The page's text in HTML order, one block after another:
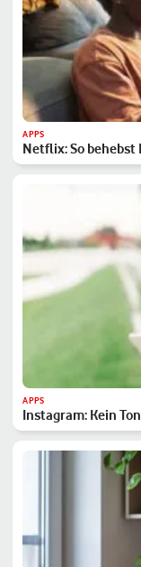
APPS
Netflix: So behebst
APPS
Instagram: Kein